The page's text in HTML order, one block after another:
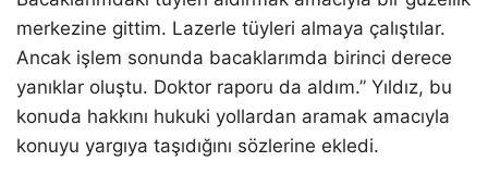
Instagram
Youtube
merkezine gittim. Lazerle tüyleri almaya çalıştılar.
Ancak işlem sonunda bacaklarımda birinci derece
yanıklar oluştu. Doktor raporu da aldım.” Yıldız, bu
konuda hakkını hukuki yollardan aramak amacıyla
konuyu yargıya taşıdığını sözlerine ekledi.